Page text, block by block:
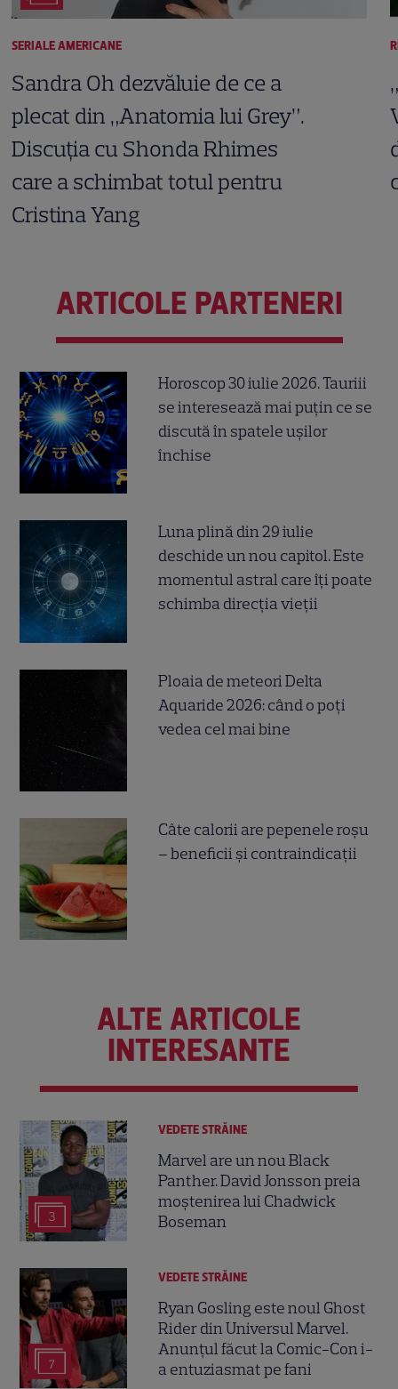
SERIALE AMERICANE
Sandra Oh dezvăluie de ce a
plecat din „Anatomia lui Grey”.
Discuția cu Shonda Rhimes
care a schimbat totul pentru
Cristina Yang
ARTICOLE PARTENERI
Horoscop 30 iulie 2026. Tauriii
se interesează mai puțin ce se
discută în spatele ușilor
închise
Luna plină din 29 iulie
deschide un nou capitol. Este
momentul astral care îți poate
schimba direcția vieții
Ploaia de meteori Delta
Aquaride 2026: când o poți
vedea cel mai bine
Câte calorii are pepenele roșu
– beneficii și contraindicații
ALTE ARTICOLE
INTERESANTE
3
VEDETE STRĂINE
Marvel are un nou Black
Panther. David Jonsson preia
moștenirea lui Chadwick
Boseman
7
VEDETE STRĂINE
Ryan Gosling este noul Ghost
Rider din Universul Marvel.
Anunțul făcut la Comic-Con i-
a entuziasmat pe fani